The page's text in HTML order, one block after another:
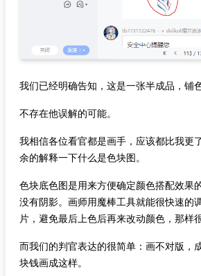
我们已经明确告知，这是一张半成品，铺
不存在他误解的可能。
我相信各位看官都是画手，应该都比我更
余的解释一下什么是色块图。
色块底色图是用来方便确定颜色搭配效果
没有阴影。画师用魔棒工具就能很快速的
片，避免最后上色后再来改动颜色，那样
而我们的判官表达的很简单：画不对版，
块钱画成这样。